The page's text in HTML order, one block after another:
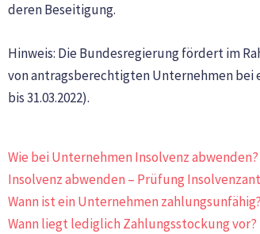
deren Beseitigung.
Hinweis: Die Bundesregierung fördert im
von antragsberechtigten Unternehmen bei
bis 31.03.2022).
Wie bei Unternehmen Insolvenz abwenden?
Insolvenz abwenden – Prüfung
Wann ist ein Unternehmen zahlungsunfähig?
Wann liegt lediglich Zahlungsstockung vor?